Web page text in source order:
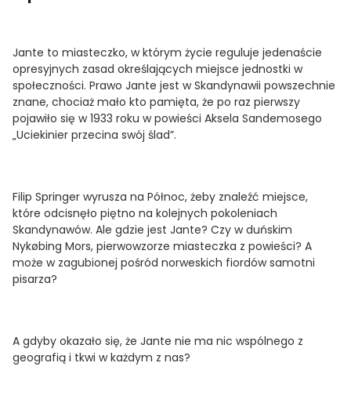
Jante to miasteczko, w którym życie reguluje jedenaście
opresyjnych zasad określających miejsce jednostki w
społeczności. Prawo Jante jest w Skandynawii powszechnie
znane, chociaż mało kto pamięta, że po raz pierwszy
pojawiło się w 1933 roku w powieści Aksela Sandemosego
„Uciekinier przecina swój ślad”.
Filip Springer wyrusza na Północ, żeby znaleźć miejsce,
które odcisnęło piętno na kolejnych pokoleniach
Skandynawów. Ale gdzie jest Jante? Czy w duńskim
Nykøbing Mors, pierwowzorze miasteczka z powieści? A
może w zagubionej pośród norweskich fiordów samotni
pisarza?
A gdyby okazało się, że Jante nie ma nic wspólnego z
geografią i tkwi w każdym z nas?